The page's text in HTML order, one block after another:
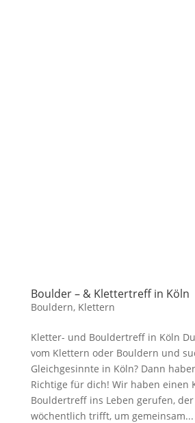
Boulder – & Klettertreff in Köln
Bouldern, Klettern
Kletter- und Bouldertreff in Köln
vom Klettern oder Bouldern und
Gleichgesinnte in Köln? Dann
Richtige für dich! Wir haben einen
Bouldertreff ins Leben gerufen,
wöchentlich trifft, um gemeinsam...